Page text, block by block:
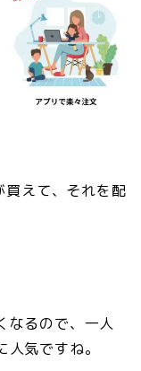
えて、それを配
なるので、一人
気ですね。